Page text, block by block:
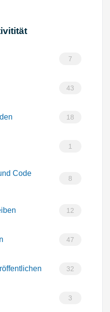
7
43
18
1
Code
8
12
47
32
3